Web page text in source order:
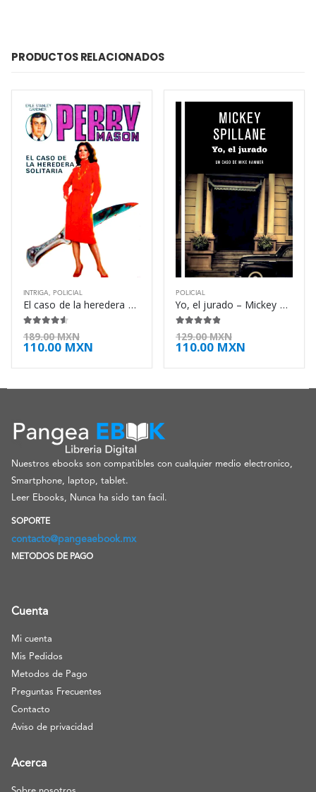
PRODUCTOS RELACIONADOS
INTRIGA, POLICIAL
El caso de la heredera solitaria – Erle Stanley Gardner
4.50 de 5
189.00MXN
110.00 MXN
POLICIAL
Yo, el jurado – Mickey Spillane
4.75 de 5
129.00MXN
110.00 MXN
Nuestros ebooks son compatibles con cualquier medio electronico,
Smartphone, laptop, tablet.
Leer Ebooks, Nunca ha sido tan facil.
SOPORTE
contacto@pangeaebook.mx
METODOS DE PAGO
Cuenta
Mi cuenta
Mis Pedidos
Metodos de Pago
Preguntas Frecuentes
Contacto
Aviso de privacidad
Acerca